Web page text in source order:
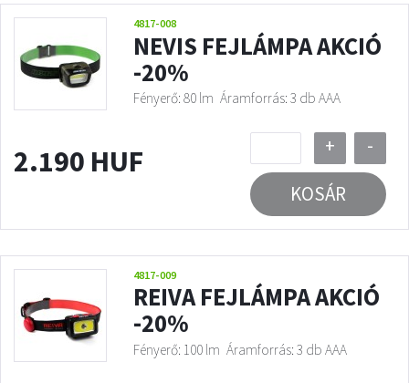
4817-008
NEVIS FEJLÁMPA AKCIÓ
-20%
Fényerő: 80 lm Áramforrás: 3 db AAA
2.190 HUF +
-
KOSÁR
4817-009
REIVA FEJLÁMPA AKCIÓ
-20%
Fényerő: 100 lm Áramforrás: 3 db AAA